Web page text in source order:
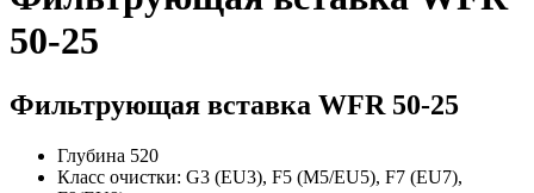
50-25
Фильтрующая вставка WFR 50-25
Глубина 520
Класс очистки: G3 (EU3), F5 (M5/EU5), F7 (EU7),